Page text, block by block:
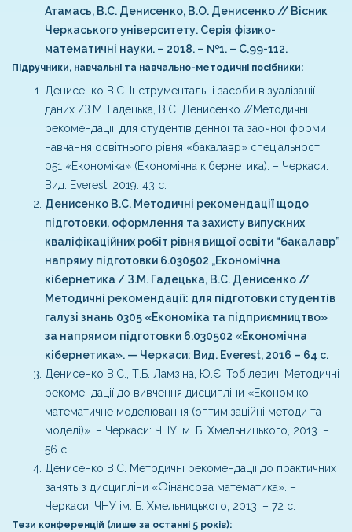
Атамась, В.С. Денисенко, В.О. Денисенко // Вісник
Черкаського університету. Серія фізико-
математичні науки. – 2018. – №1. – С.99-112.
Підручники, навчальні та навчально-методичні посібники:
Денисенко В.С. Інструментальні засоби візуалізації
даних /З.М. Гадецька, В.С. Денисенко //Методичні
рекомендації: для студентів денної та заочної форми
навчання освітнього рівня «бакалавр» спеціальності
051 «Економіка» (Економічна кібернетика). – Черкаси:
Вид. Everest, 2019. 43 с.
Денисенко В.С. Методичні рекомендації щодо
підготовки, оформлення та захисту випускних
кваліфікаційних робіт рівня вищої освіти “бакалавр”
напряму підготовки 6.030502 „Економічна
кібернетика / З.М. Гадецька, В.С. Денисенко //
Методичні рекомендації: для підготовки студентів
галузі знань 0305 «Економіка та підприємництво»
за напрямом підготовки 6.030502 «Економічна
кібернетика». — Черкаси: Вид. Everest, 2016 – 64 с.
Денисенко В.С., Т.Б. Ламзіна, Ю.Є. Тобілевич. Методичні
рекомендації до вивчення дисципліни «Економіко-
математичне моделювання (оптимізаційні методи та
моделі)». – Черкаси: ЧНУ ім. Б. Хмельницького, 2013. –
56 с.
Денисенко В.С. Методичні рекомендації до практичних
занять з дисципліни «Фінансова математика». –
Черкаси: ЧНУ ім. Б. Хмельницького, 2013. – 72 с.
Тези конференцій (лише за останні 5 років):